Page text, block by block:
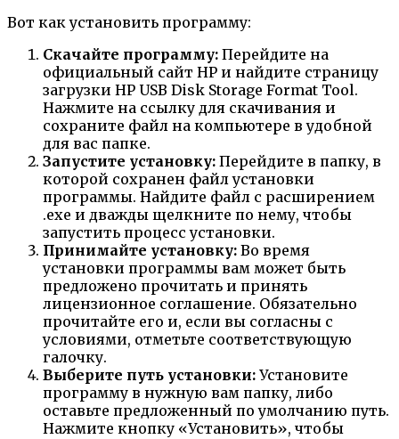
Вот как установить программу:
Скачайте программу: Перейдите на
официальный сайт HP и найдите страницу
загрузки HP USB Disk Storage Format Tool.
Нажмите на ссылку для скачивания и
сохраните файл на компьютере в удобной
для вас папке.
Запустите установку: Перейдите в папку, в
которой сохранен файл установки
программы. Найдите файл с расширением
.exe и дважды щелкните по нему, чтобы
запустить процесс установки.
Принимайте установку: Во время
установки программы вам может быть
предложено прочитать и принять
лицензионное соглашение. Обязательно
прочитайте его и, если вы согласны с
условиями, отметьте соответствующую
галочку.
Выберите путь установки: Установите
программу в нужную вам папку, либо
оставьте предложенный по умолчанию путь.
Нажмите кнопку «Установить», чтобы